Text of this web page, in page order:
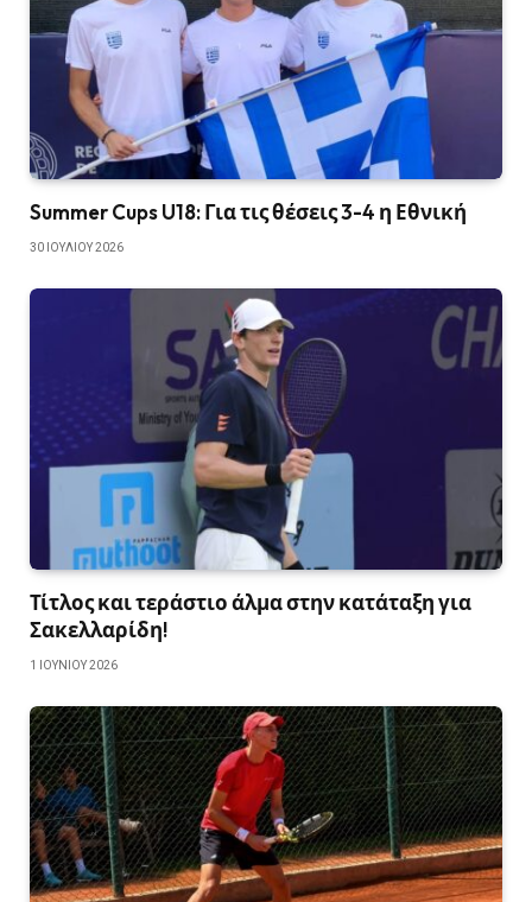
Summer Cups U18: Για τις θέσεις 3-4 η Εθνική
30 ΙΟΥΛΊΟΥ 2026
Τίτλος και τεράστιο άλμα στην κατάταξη για
Σακελλαρίδη!
1 ΙΟΥΝΊΟΥ 2026